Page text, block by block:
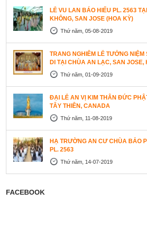
LỄ VU LAN BÁO HIẾU PL. 2563
KHÔNG, SAN JOSE (HOA KỲ)
Thứ năm, 05-08-2019
TRANG NGHIÊM LỄ TƯỞNG
DI TẠI CHÙA AN LẠC, SAN JOSE,
Thứ năm, 01-09-2019
ĐẠI LỄ AN VỊ KIM THÂN ĐỨC
TÂY THIÊN, CANADA
Thứ năm, 11-08-2019
HẠ TRƯỜNG AN CƯ CHÙA BẢO
PL. 2563
Thứ năm, 14-07-2019
FACEBOOK